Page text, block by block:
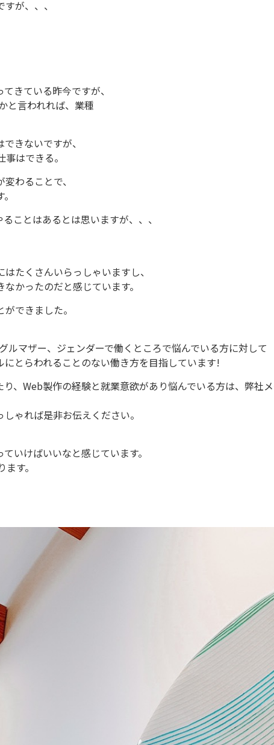
が、、、
きている昨今ですが、
と言われれば、業種
きないですが、
はできる。
わることで、
ことはあるとは思いますが、、、
たくさんいらっしゃいますし、
かったのだと感じています。
できました。
マザー、ジェンダーで働くところで悩んでいる方に対して
とらわれることのない働き方を目指しています!
、Web製作の経験と就業意欲があり悩んでいる方は、弊社
ゃれば是非お伝えください。
いけばいいなと感じています。
す。